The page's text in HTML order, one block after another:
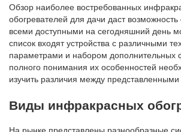
Обзор наиболее востребованных
обогревателей для дачи даст возможность
всеми доступными на сегодняшний день
список входят устройства с различными
параметрами и набором дополнительных
полного понимания их особенностей
изучить различия между
Виды инфракрасных